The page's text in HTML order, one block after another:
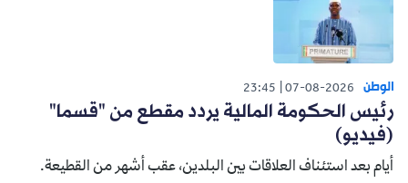
الوطن 07-08-2026
23:45
رئيس الحكومة المالية يردد مقطع من "قسما"
(فيديو)
أيام بعد استئناف العلاقات بين البلدين، عقب أشهر من القطيعة.